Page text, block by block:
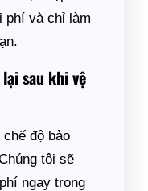
phí và chỉ làm
sau khi vệ
độ bảo
tôi sẽ
ngay trong